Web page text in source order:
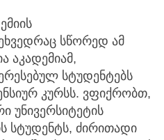
სწორედ ამ
აკადემიამ,
სტუდენტებს
კურსს. ვფიქრობთ,
უნივერსიტეტის
სტუდენტს, ძირითადი